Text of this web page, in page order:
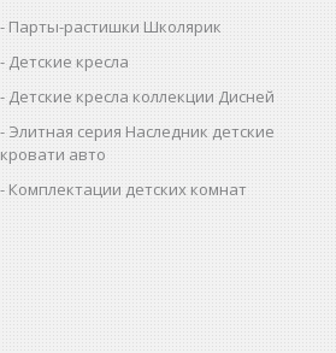
Парты-растишки Школярик
Детские кресла
Детские кресла коллекции Дисней
Элитная серия Наследник детские
кровати авто
Комплектации детских комнат